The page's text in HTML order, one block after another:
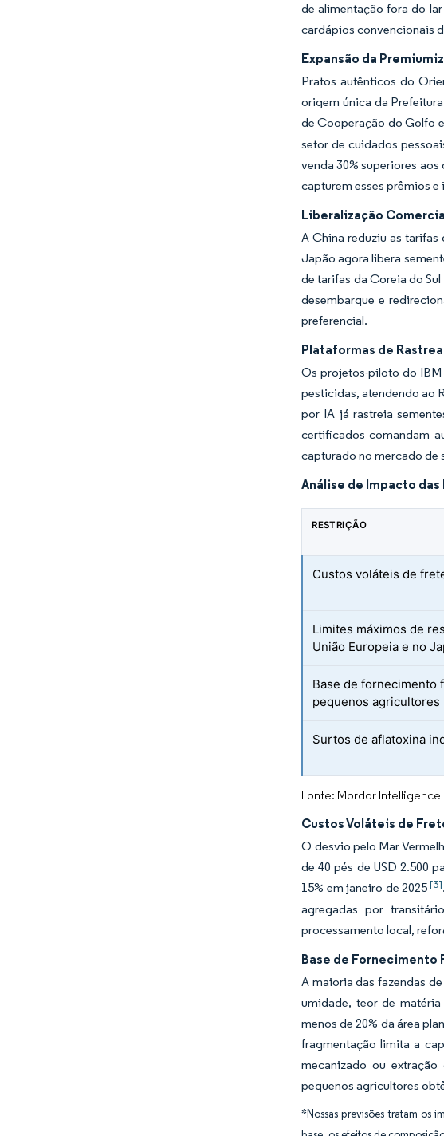
de alimentação fora do
cardápios convencionais
Expansão da
Pratos autênticos do
origem única da
de Cooperação do Golfo
setor de cuidados
venda 30% superiores
capturem esses prêmios
Liberalização
A China reduziu as
Japão agora libera
de tarifas da Coreia do
desembarque e
preferencial.
Plataformas de
Os projetos-piloto do IBM
pesticidas, atendendo ao
por IA já rastreia
certificados comandam
capturado no mercado de
Análise de Impacto
RESTRIÇÃO
Custos voláteis de
Limites máximos de
União Europeia e no
Base de fornecimento
pequenos agricultores
Surtos de aflatoxina
Fonte: Mordor Intelligence
Custos Voláteis de
O desvio pelo Mar
de 40 pés de USD 2.500
15% em janeiro de 2025[3]
agregadas por
processamento local,
Base de Fornecimento
A maioria das fazendas
umidade, teor de
menos de 20% da área
fragmentação limita a
mecanizado ou
pequenos agricultores
*Nossas previsões tratam os